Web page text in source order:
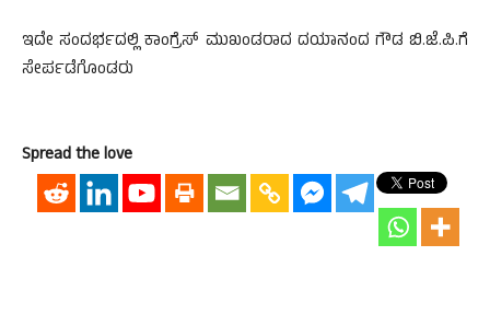
ಇದೇ ಸಂದರ್ಭದಲ್ಲಿ ಕಾಂಗ್ರೆಸ್ ಮುಖಂಡರಾದ ದಯಾನಂದ ಗೌಡ ಬಿ.ಜೆ.ಪಿ.ಗೆ
ಸೇರ್ಪಡೆಗೊಂಡರು
Spread the love